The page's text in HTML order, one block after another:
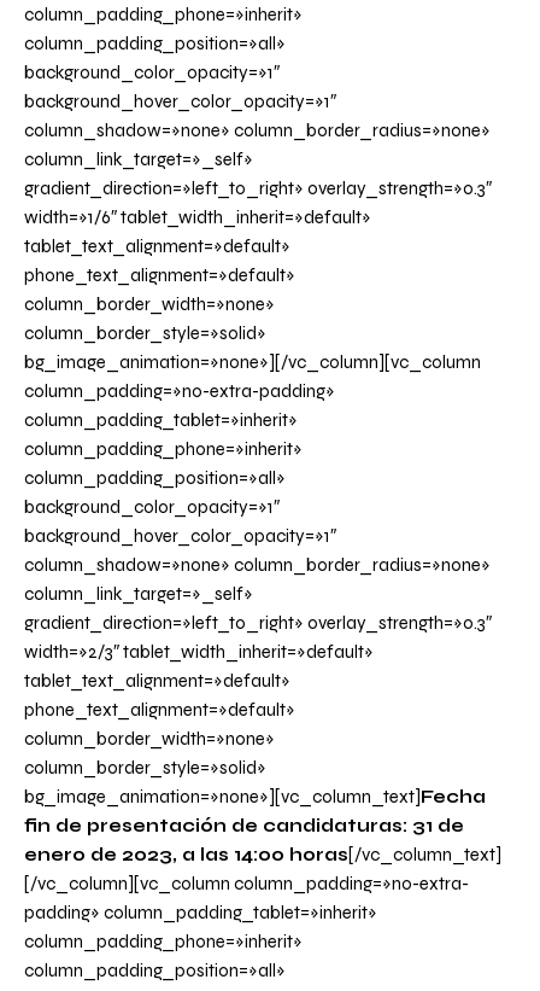
column_padding_phone=»inherit»
column_padding_position=»all»
background_color_opacity=»1″
background_hover_color_opacity=»1″
column_shadow=»none» column_border_radius=»none»
column_link_target=»_self»
gradient_direction=»left_to_right» overlay_strength=»0.3″
width=»1/6″ tablet_width_inherit=»default»
tablet_text_alignment=»default»
phone_text_alignment=»default»
column_border_width=»none»
column_border_style=»solid»
bg_image_animation=»none»][/vc_column][vc_column
column_padding=»no-extra-padding»
column_padding_tablet=»inherit»
column_padding_phone=»inherit»
column_padding_position=»all»
background_color_opacity=»1″
background_hover_color_opacity=»1″
column_shadow=»none» column_border_radius=»none»
column_link_target=»_self»
gradient_direction=»left_to_right» overlay_strength=»0.3″
width=»2/3″ tablet_width_inherit=»default»
tablet_text_alignment=»default»
phone_text_alignment=»default»
column_border_width=»none»
column_border_style=»solid»
bg_image_animation=»none»][vc_column_text]Fecha
fin de presentación de candidaturas: 31 de
enero de 2023, a las 14:00 horas[/vc_column_text]
[/vc_column][vc_column column_padding=»no-extra-
padding» column_padding_tablet=»inherit»
column_padding_phone=»inherit»
column_padding_position=»all»